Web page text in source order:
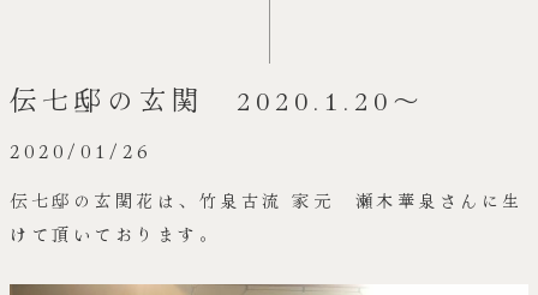
アクセス
お知らせ
お問い合わせ
伝七邸の玄関 2020.1.20～
2020/01/26
伝七邸の玄関花は、竹泉古流 家元 瀬木華泉さんに生
けて頂いております。